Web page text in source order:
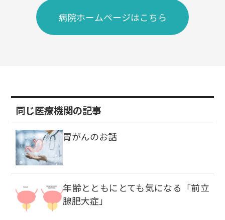
病院ホームページはこちら
同じ医療機関の記事
胃がんのお話
年齢とともにとても気になる「前立
腺肥大症」